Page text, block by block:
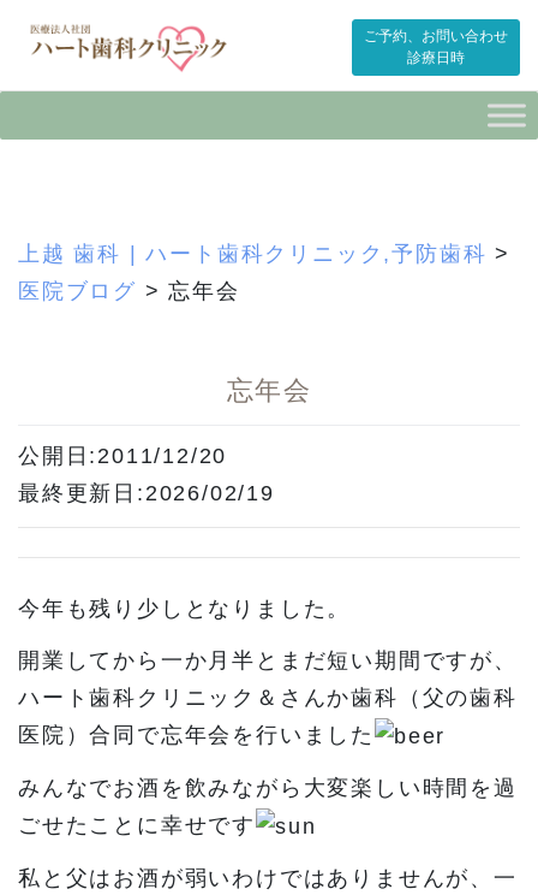
ご予約、お問い合わせ
診療日時
上越 歯科 | ハート歯科クリニック,予防歯科 >
医院ブログ >忘年会
忘年会
公開日:2011/12/20
最終更新日:2026/02/19
今年も残り少しとなりました。
開業してから一か月半とまだ短い期間ですが、
ハート歯科クリニック＆さんか歯科（父の歯科
医院）合同で忘年会を行いました
みんなでお酒を飲みながら大変楽しい時間を過
ごせたことに幸せです
私と父はお酒が弱いわけではありませんが、一